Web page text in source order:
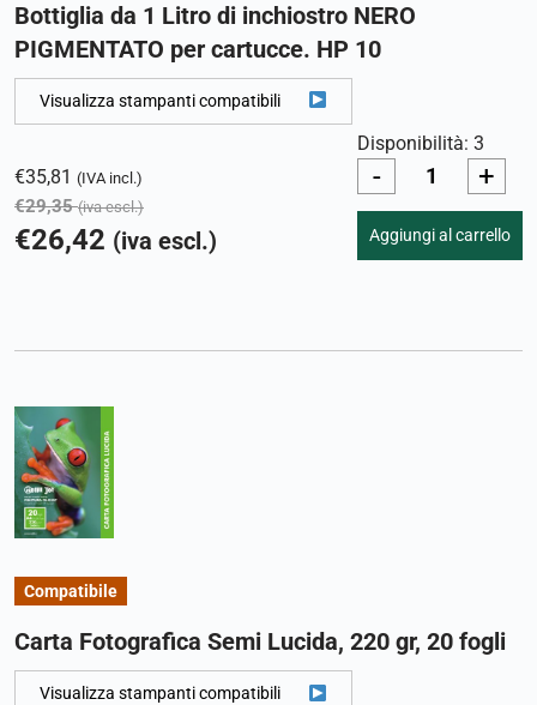
Bottiglia da 1 Litro di inchiostro NERO
PIGMENTATO per cartucce. HP 10
Visualizza stampanti compatibili
€35,81 (IVA incl.)
€29,35 (iva escl.)
€26,42 (iva escl.)
Disponibilità: 3
- +
Aggiungi al carrello
Compatibile
Carta Fotografica Semi Lucida, 220 gr, 20 fogli
Visualizza stampanti compatibili